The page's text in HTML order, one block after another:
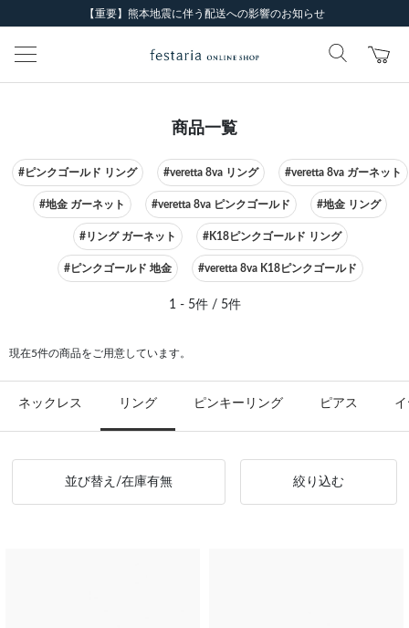
【重要】熊本地震に伴う配送への影響のお知らせ
商品一覧
#ピンクゴールド リング #veretta 8va リング #veretta 8va ガーネット
#地金 ガーネット #veretta 8va ピンクゴールド #地金 リング
#リング ガーネット #K18ピンクゴールド リング
#ピンクゴールド 地金 #veretta 8va K18ピンクゴールド
1 - 5件 / 5件
現在5件の商品をご用意しています。
ネックレス リング ピンキーリング ピアス
並び替え/在庫有無 絞り込む